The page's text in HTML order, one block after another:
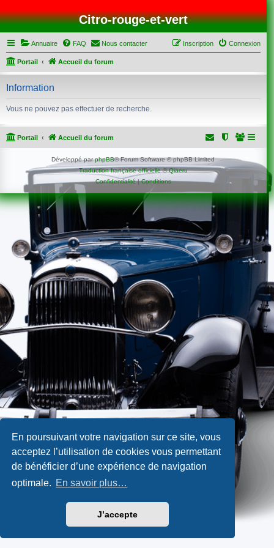
En poursuivant votre navigation sur ce site, vous
acceptez l’utilisation de cookies vous permettant
de bénéficier d’une expérience de navigation
optimale. En savoir plus…
J’accepte
Citro-rouge-et-vert
Annuaire FAQ Nous contacter Connexion
Inscription
Portail Accueil du forum
Information
Vous ne pouvez pas effectuer de recherche.
Portail Accueil du forum
Développé parphpBB® Forum Software © phpBB Limited
Traduction française officielle©Qiaeru
Confidentialité|Conditions